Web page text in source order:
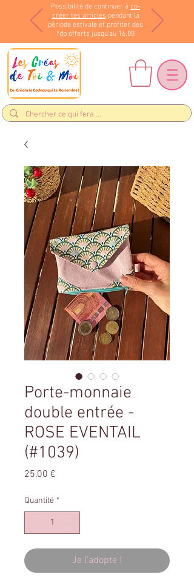
Possibilité de continuer à co-
créer tes articles pendant la
période estivale et profiter des
fdp offerts jusqu'au 16.08
Porte-monnaie
double entrée -
ROSE EVENTAIL
(#1039)
25,00 €
Quantité *
Je l'adopte !